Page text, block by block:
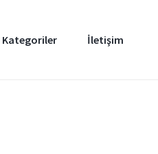
Kategoriler İletişim